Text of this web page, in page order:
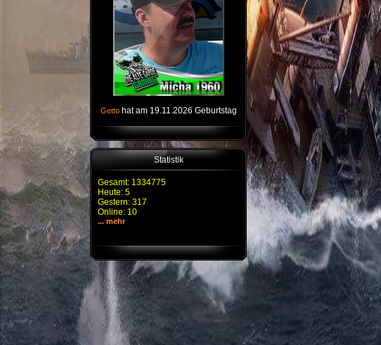
Getto hat am 19.11.2026 Geburtstag
Statistik
Gesamt: 1334775
Heute: 5
Gestern: 317
Online: 10
... mehr